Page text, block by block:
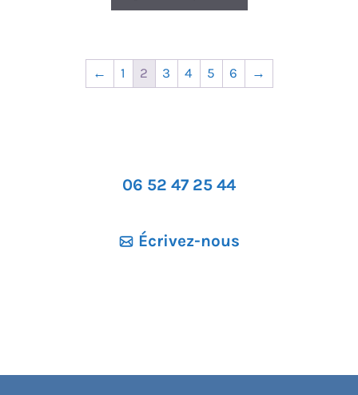
← 1 2 3 4 5 6 →
06 52 47 25 44
Écrivez-nous